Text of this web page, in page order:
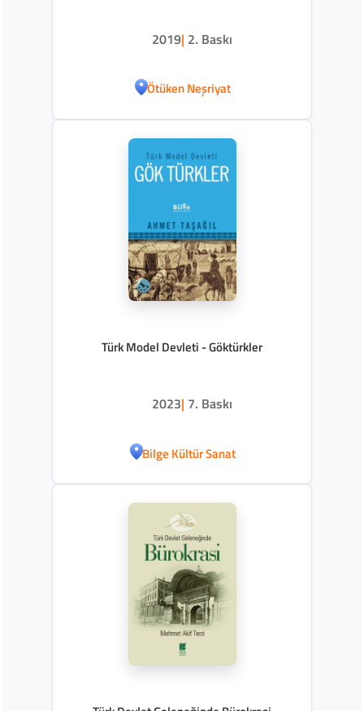
2019| 2. Baskı
Ötüken Neşriyat
Türk Model Devleti - Göktürkler
2023| 7. Baskı
Bilge Kültür Sanat